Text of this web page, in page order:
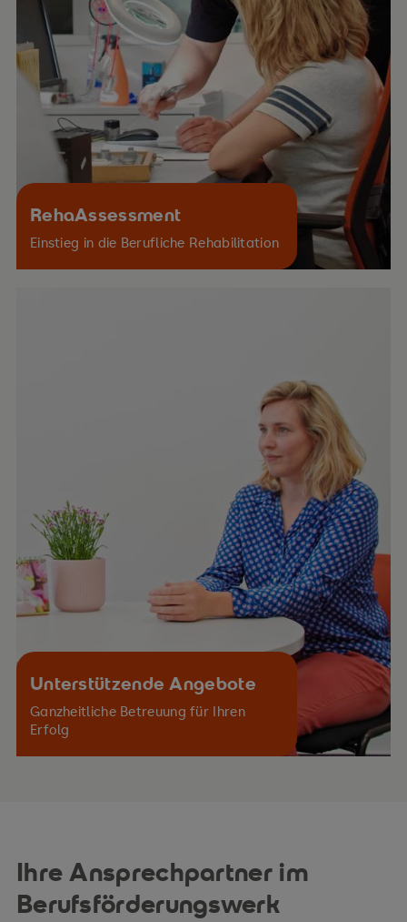
RehaAssessment
Einstieg in die Berufliche Rehabilitation
Unterstützende Angebote
Ganzheitliche Betreuung für Ihren
Erfolg
Ihre Ansprechpartner im
Berufsförderungswerk